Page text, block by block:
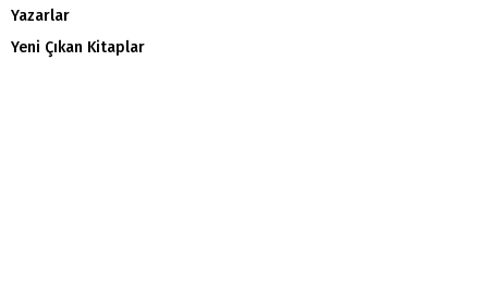
Yazarlar
Yeni Çıkan Kitaplar